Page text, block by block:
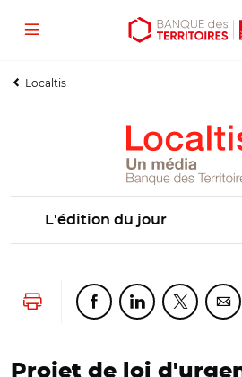
Aller
contenu
Aller
menu
Ouvrir
outils
Menu
Localtis
L'édition du jour
Lancer l'impressionPartager cette page
Partager cette
Partager
Projet de loi